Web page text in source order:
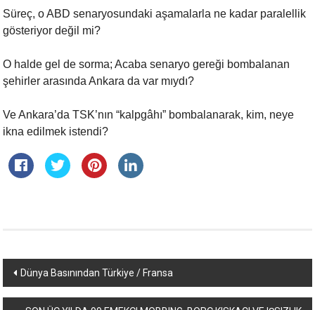
Süreç, o ABD senaryosundaki aşamalarla ne kadar paralellik
gösteriyor değil mi?
O halde gel de sorma; Acaba senaryo gereği bombalanan
şehirler arasında Ankara da var mıydı?
Ve Ankara’da TSK’nın “kalpgâhı” bombalanarak, kim, neye
ikna edilmek istendi?
Yazı
dolaşımı
Dünya Basınından Türkiye / Fransa